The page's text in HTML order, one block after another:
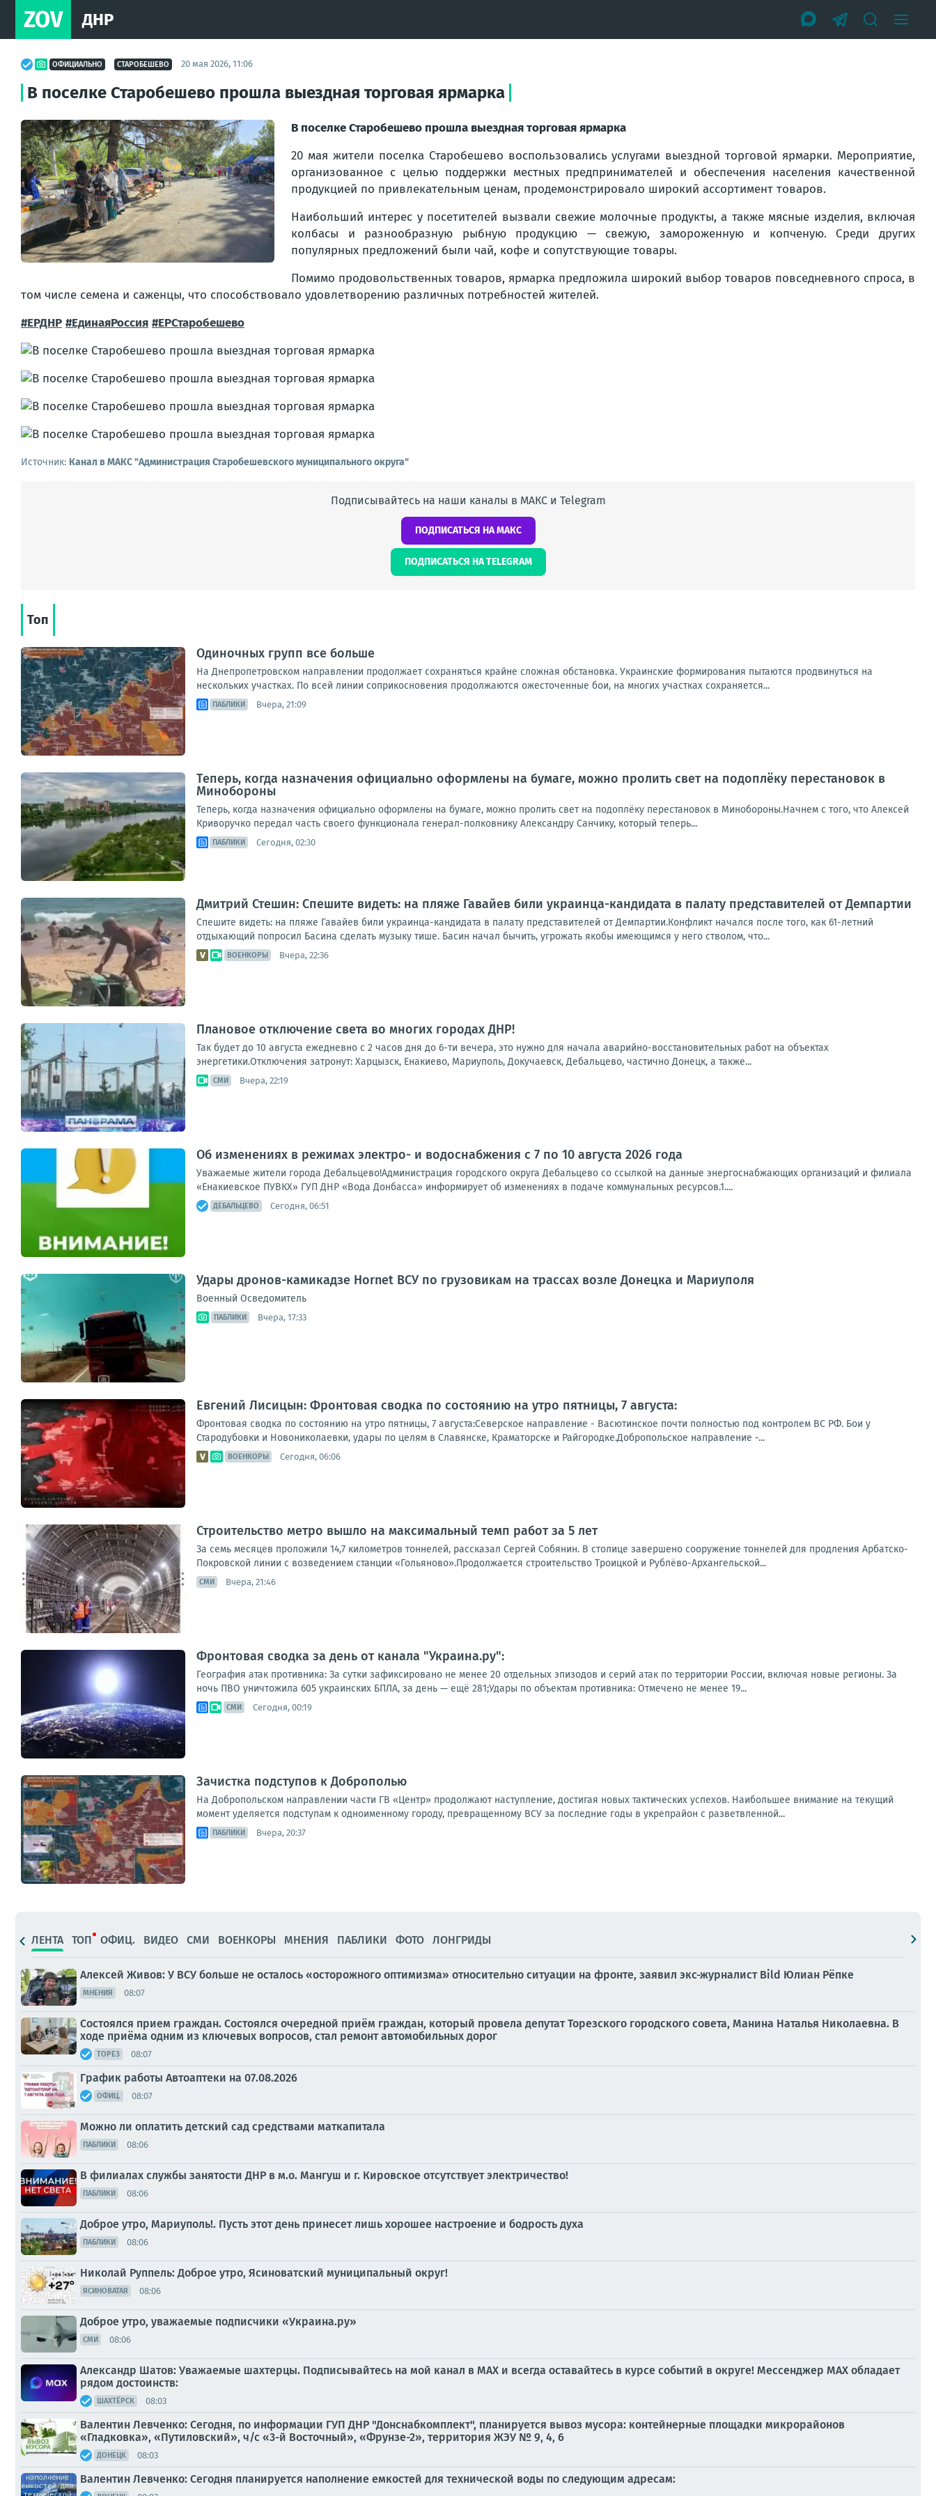
ZOV ДНР
ОФИЦИАЛЬНО СТАРОБЕШЕВО 20 мая 2026, 11:06
В поселке Старобешево прошла выездная торговая ярмарка
В поселке Старобешево прошла выездная торговая ярмарка
20 мая жители поселка Старобешево воспользовались услугами выездной торговой ярмарки. Мероприятие,
организованное с целью поддержки местных предпринимателей и обеспечения населения качественной
продукцией по привлекательным ценам, продемонстрировало широкий ассортимент товаров.
Наибольший интерес у посетителей вызвали свежие молочные продукты, а также мясные изделия, включая
колбасы и разнообразную рыбную продукцию — свежую, замороженную и копченую. Среди других
популярных предложений были чай, кофе и сопутствующие товары.
Помимо продовольственных товаров, ярмарка предложила широкий выбор товаров повседневного спроса, в
том числе семена и саженцы, что способствовало удовлетворению различных потребностей жителей.
#ЕРДНР #ЕдинаяРоссия #ЕРСтаробешево
Источник: Канал в МАКС "Администрация Старобешевского муниципального округа"
Подписывайтесь на наши каналы в МАКС и Telegram
ПОДПИСАТЬСЯ НА МАКС
ПОДПИСАТЬСЯ НА TELEGRAM
Топ
Одиночных групп все больше
На Днепропетровском направлении продолжает сохраняться крайне сложная обстановка. Украинские формирования пытаются продвинуться на
нескольких участках. По всей линии соприкосновения продолжаются ожесточенные бои, на многих участках сохраняется...
ПАБЛИКИ Вчера, 21:09
Теперь, когда назначения официально оформлены на бумаге, можно пролить свет на подоплёку перестановок в
Минобороны
Теперь, когда назначения официально оформлены на бумаге, можно пролить свет на подоплёку перестановок в Минобороны.Начнем с того, что Алексей
Криворучко передал часть своего функционала генерал-полковнику Александру Санчику, который теперь...
ПАБЛИКИ Сегодня, 02:30
Дмитрий Стешин: Спешите видеть: на пляже Гавайев били украинца-кандидата в палату представителей от Демпартии
Спешите видеть: на пляже Гавайев били украинца-кандидата в палату представителей от Демпартии.Конфликт начался после того, как 61-летний
отдыхающий попросил Басина сделать музыку тише. Басин начал бычить, угрожать якобы имеющимся у него стволом, что...
ВОЕНКОРЫ Вчера, 22:36
Плановое отключение света во многих городах ДНР!
Так будет до 10 августа ежедневно с 2 часов дня до 6-ти вечера, это нужно для начала аварийно-восстановительных работ на объектах
энергетики.Отключения затронут: Харцызск, Енакиево, Мариуполь, Докучаевск, Дебальцево, частично Донецк, а также...
СМИ Вчера, 22:19
Об изменениях в режимах электро- и водоснабжения с 7 по 10 августа 2026 года
Уважаемые жители города Дебальцево!Администрация городского округа Дебальцево со ссылкой на данные энергоснабжающих организаций и филиала
«Енакиевское ПУВКХ» ГУП ДНР «Вода Донбасса» информирует об изменениях в подаче коммунальных ресурсов.1....
ДЕБАЛЬЦЕВО Сегодня, 06:51
Удары дронов-камикадзе Hornet ВСУ по грузовикам на трассах возле Донецка и Мариуполя
Военный Осведомитель
ПАБЛИКИ Вчера, 17:33
Евгений Лисицын: Фронтовая сводка по состоянию на утро пятницы, 7 августа:
Фронтовая сводка по состоянию на утро пятницы, 7 августа:Северское направление - Васютинское почти полностью под контролем ВС РФ. Бои у
Стародубовки и Новониколаевки, удары по целям в Славянске, Краматорске и Райгородке.Добропольское направление -...
ВОЕНКОРЫ Сегодня, 06:06
Строительство метро вышло на максимальный темп работ за 5 лет
За семь месяцев проложили 14,7 километров тоннелей, рассказал Сергей Собянин. В столице завершено сооружение тоннелей для продления Арбатско-
Покровской линии с возведением станции «Гольяново».Продолжается строительство Троицкой и Рублёво-Архангельской...
СМИ Вчера, 21:46
Фронтовая сводка за день от канала "Украина.ру":
География атак противника: За сутки зафиксировано не менее 20 отдельных эпизодов и серий атак по территории России, включая новые регионы. За
ночь ПВО уничтожила 605 украинских БПЛА, за день — ещё 281;Удары по объектам противника: Отмечено не менее 19...
СМИ Сегодня, 00:19
Зачистка подступов к Доброполью
На Добропольском направлении части ГВ «Центр» продолжают наступление, достигая новых тактических успехов. Наибольшее внимание на текущий
момент уделяется подступам к одноименному городу, превращенному ВСУ за последние годы в укрепрайон с разветвленной...
ПАБЛИКИ Вчера, 20:37
ЛЕНТА ТОП ОФИЦ. ВИДЕО СМИ ВОЕНКОРЫ МНЕНИЯ ПАБЛИКИ ФОТО ЛОНГРИДЫ
Алексей Живов: У ВСУ больше не осталось «осторожного оптимизма» относительно ситуации на фронте, заявил экс-журналист Bild Юлиан Рёпке
МНЕНИЯ 08:07
Состоялся прием граждан. Состоялся очередной приём граждан, который провела депутат Торезского городского совета, Манина Наталья Николаевна. В
ходе приёма одним из ключевых вопросов, стал ремонт автомобильных дорог
ТОРЕЗ 08:07
График работы Автоаптеки на 07.08.2026
ОФИЦ. 08:07
Можно ли оплатить детский сад средствами маткапитала
ПАБЛИКИ 08:06
В филиалах службы занятости ДНР в м.о. Мангуш и г. Кировское отсутствует электричество!
ПАБЛИКИ 08:06
Доброе утро, Мариуполь!. Пусть этот день принесет лишь хорошее настроение и бодрость духа
ПАБЛИКИ 08:06
Николай Руппель: Доброе утро, Ясиноватский муниципальный округ!
ЯСИНОВАТАЯ 08:06
Доброе утро, уважаемые подписчики «Украина.ру»
СМИ 08:06
Александр Шатов: Уважаемые шахтерцы. Подписывайтесь на мой канал в MAX и всегда оставайтесь в курсе событий в округе! Мессенджер MAX обладает
рядом достоинств:
ШАХТЁРСК 08:03
Валентин Левченко: Сегодня, по информации ГУП ДНР "Донснабкомплект", планируется вывоз мусора: контейнерные площадки микрорайонов
«Гладковка», «Путиловский», ч/с «3-й Восточный», «Фрунзе-2», территория ЖЭУ № 9, 4, 6
ДОНЕЦК 08:03
Валентин Левченко: Сегодня планируется наполнение емкостей для технической воды по следующим адресам: